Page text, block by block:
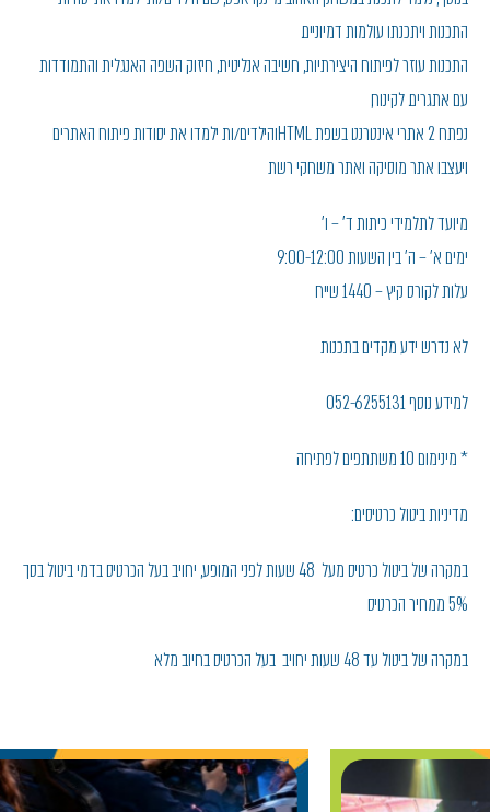
התכנות ויתכנתו עולמות דמיוניים.
התכנות עוזר לפיתוח היצירתיות, חשיבה אנליטית, חיזוק השפה האנגלית והתמודדות
עם אתגרים. לקינוח,
נפתח 2 אתרי אינטרנט בשפת HTMLוהילדים/ות ילמדו את יסודות פיתוח האתרים
ויעצבו אתר מוסיקה ואתר משחקי רשת
מיועד לתלמידי כיתות ד' – ו'
ימים א' – ה' בין השעות 9:00-12:00
עלות לקורס קיץ – 1440 שייח
לא נדרש ידע מקדים בתכנות
למידע נוסף 052-6255131
* מינימום 10 משתתפים לפתיחה
מדיניות ביטול כרטיסים:
במקרה של ביטול כרטיס מעל 48 שעות לפני המופע, יחויב בעל הכרטיס בדמי ביטול בסך
5% ממחיר הכרטיס
במקרה של ביטול עד 48 שעות יחויב בעל הכרטיס בחיוב מלא